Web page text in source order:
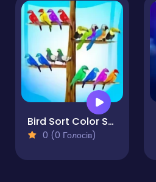
Bird Sort Color Sorting
0 (0 Голосів)